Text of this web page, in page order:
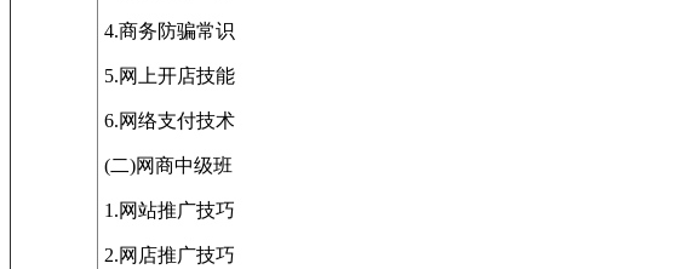
4.商务防骗常识
5.网上开店技能
6.网络支付技术
(二)网商中级班
1.网站推广技巧
2.网店推广技巧